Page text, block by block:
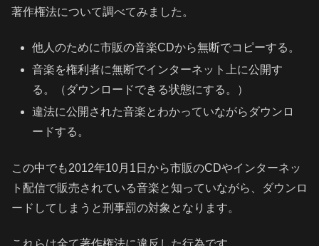
著作権法について調べてみました。
他人のために市販の音楽CDから無断でコピーする。
音楽を権利者に無断でインターネット上に公開す
る。（ダウンロードできる状態にする。）
違法に公開された音楽とわかっていながらダウンロ
ードする。
この中でも2012年10月1日から市販のCDやインターネッ
ト配信で販売されている音楽と知っていながら、ダウンロ
ードしてしまうと刑事罰の対象となります。
これらは全て著作権法に違反した行為です。